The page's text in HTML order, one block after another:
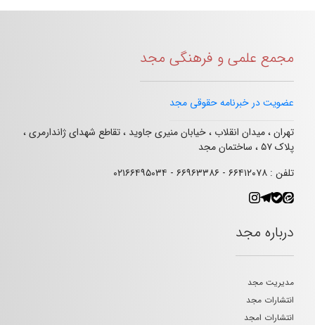
مجمع علمی و فرهنگی مجد
عضویت در خبرنامه حقوقی مجد
تهران ، میدان انقلاب ، خیابان منیری جاوید ، تقاطع شهدای ژاندارمری ،
پلاک ۵۷ ، ساختمان مجد
تلفن : ۶۶۴۱۲۰۷۸ - ۶۶۹۶۳۳۸۶ - ۰۲۱۶۶۴۹۵۰۳۴
درباره مجد
مدیریت مجد
انتشارات مجد
انتشارات امجد